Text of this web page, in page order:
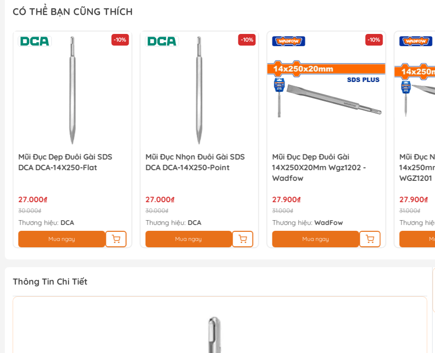
CÓ THỂ BẠN CŨNG THÍCH
-10%
Mũi Đục Dẹp Đuôi Gài SDS
DCA DCA-14X250-Flat
27.000₫
30.000₫
Thương hiệu: DCA
Mua ngay
-10%
Mũi Đục Nhọn Đuôi Gài SDS
DCA DCA-14X250-Point
27.000₫
30.000₫
Thương hiệu: DCA
Mua ngay
-10%
Mũi Đục Dẹp Đuôi Gài
14X250X20Mm Wgz1202 -
Wadfow
27.900₫
31.000₫
Thương hiệu:WadFow
Mua ngay
Mũi Đục
WGZ1201
27.900₫
31.000₫
Thương
Thông Tin Chi Tiết